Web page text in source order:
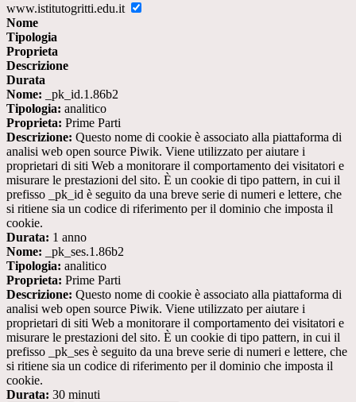
www.istitutogritti.edu.it
Nome
Tipologia
Proprieta
Descrizione
Durata
Nome: _pk_id.1.86b2
Tipologia: analitico
Proprieta: Prime Parti
Descrizione: Questo nome di cookie è associato alla piattaforma di
analisi web open source Piwik. Viene utilizzato per aiutare i
proprietari di siti Web a monitorare il comportamento dei visitatori e
misurare le prestazioni del sito. È un cookie di tipo pattern, in cui il
prefisso _pk_id è seguito da una breve serie di numeri e lettere, che
si ritiene sia un codice di riferimento per il dominio che imposta il
cookie.
Durata: 1 anno
Nome: _pk_ses.1.86b2
Tipologia: analitico
Proprieta: Prime Parti
Descrizione: Questo nome di cookie è associato alla piattaforma di
analisi web open source Piwik. Viene utilizzato per aiutare i
proprietari di siti Web a monitorare il comportamento dei visitatori e
misurare le prestazioni del sito. È un cookie di tipo pattern, in cui il
prefisso _pk_ses è seguito da una breve serie di numeri e lettere, che
si ritiene sia un codice di riferimento per il dominio che imposta il
cookie.
Durata: 30 minuti